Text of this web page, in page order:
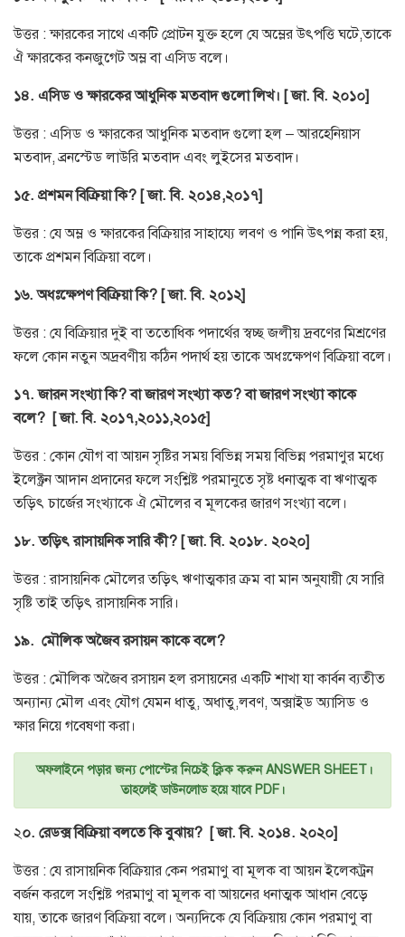
উত্তর : ক্ষারকের সাথে একটি প্রোটন যুক্ত হলে যে অম্লের উৎপত্তি ঘটে,তাকে
ঐ ক্ষারকের কনজুগেট অম্ল বা এসিড বলে।
১৪. এসিড ও ক্ষারকের আধুনিক মতবাদ গুলো লিখ। [ জা. বি. ২০১০]
উত্তর : এসিড ও ক্ষারকের আধুনিক মতবাদ গুলো হল – আরহেনিয়াস
মতবাদ, ব্রনস্টেড লাউরি মতবাদ এবং লুইসের মতবাদ।
১৫. প্রশমন বিক্রিয়া কি? [ জা. বি. ২০১৪,২০১৭]
উত্তর : যে অম্ল ও ক্ষারকের বিক্রিয়ার সাহায্যে লবণ ও পানি উৎপন্ন করা হয়,
তাকে প্রশমন বিক্রিয়া বলে।
১৬. অধঃক্ষেপণ বিক্রিয়া কি? [ জা. বি. ২০১২]
উত্তর : যে বিক্রিয়ার দুই বা ততোধিক পদার্থের স্বচ্ছ জলীয় দ্রবণের মিশ্রণের
ফলে কোন নতুন অদ্রবণীয় কঠিন পদার্থ হয় তাকে অধঃক্ষেপণ বিক্রিয়া বলে।
১৭. জারন সংখ্যা কি? বা জারণ সংখ্যা কত? বা জারণ সংখ্যা কাকে
বলে? [ জা. বি. ২০১৭,২০১১,২০১৫]
উত্তর : কোন যৌগ বা আয়ন সৃষ্টির সময় বিভিন্ন সময় বিভিন্ন পরমাণুর মধ্যে
ইলেক্ট্রন আদান প্রদানের ফলে সংশ্লিষ্ট পরমানুতে সৃষ্ট ধনাত্মক বা ঋণাত্মক
তড়িৎ চার্জের সংখ্যাকে ঐ মৌলের ব মূলকের জারণ সংখ্যা বলে।
১৮. তড়িৎ রাসায়নিক সারি কী? [ জা. বি. ২০১৮. ২০২০]
উত্তর : রাসায়নিক মৌলের তড়িৎ ঋণাত্মকার ক্রম বা মান অনুযায়ী যে সারি
সৃষ্টি তাই তড়িৎ রাসায়নিক সারি।
১৯. মৌলিক অজৈব রসায়ন কাকে বলে?
উত্তর : মৌলিক অজৈব রসায়ন হল রসায়নের একটি শাখা যা কার্বন ব্যতীত
অন্যান্য মৌল এবং যৌগ যেমন ধাতু, অধাতু,লবণ, অক্সাইড অ্যাসিড ও
ক্ষার নিয়ে গবেষণা করা।
অফলাইনে পড়ার জন্য পোস্টের নিচেই ক্লিক করুন ANSWER SHEET।
তাহলেই ডাউনলোড হয়ে যাবে PDF।
২০. রেডক্স বিক্রিয়া বলতে কি বুঝায়? [ জা. বি. ২০১৪. ২০২০]
উত্তর : যে রাসায়নিক বিক্রিয়ার কেন পরমাণু বা মূলক বা আয়ন ইলেকট্রন
বর্জন করলে সংশ্লিষ্ট পরমাণু বা মূলক বা আয়নের ধনাত্মক আধান বেড়ে
যায়, তাকে জারণ বিক্রিয়া বলে। অন্যদিকে যে বিক্রিয়ায় কোন পরমাণু বা